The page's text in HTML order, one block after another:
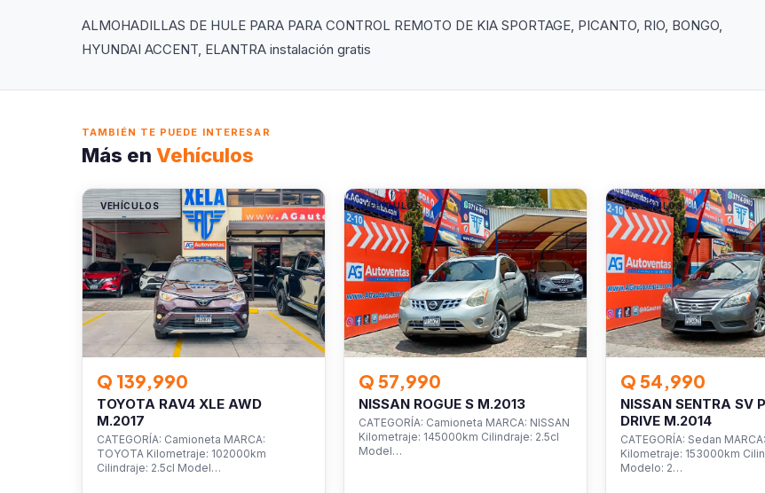
ALMOHADILLAS DE HULE PARA PARA CONTROL REMOTO DE KIA SPORTAGE, PICANTO, RIO, BONGO,
HYUNDAI ACCENT, ELANTRA instalación gratis
TAMBIÉN TE PUEDE INTERESAR
Más en Vehículos
VEHÍCULOS
Q 139,990
TOYOTA RAV4 XLE AWD
M.2017
CATEGORÍA: Camioneta MARCA:
TOYOTA Kilometraje: 102000km
Cilindraje: 2.5cl Model…
VEHÍCULOS
Q 57,990
NISSAN ROGUE S M.2013
CATEGORÍA: Camioneta MARCA: NISSAN
Kilometraje: 145000km Cilindraje: 2.5cl
Model…
VEHÍCULOS
Q 54,990
NISSAN SENTRA SV
DRIVE M.2014
CATEGORÍA: Sedan
Kilometraje: 153000km
Modelo: 2…